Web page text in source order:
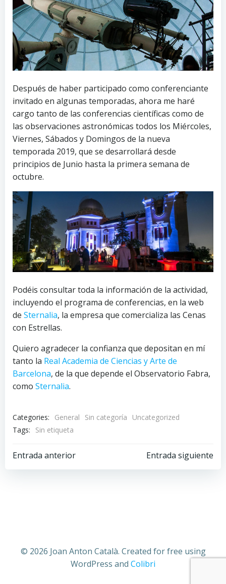
Después de haber participado como conferenciante
invitado en algunas temporadas, ahora me haré
cargo tanto de las conferencias científicas como de
las observaciones astronómicas todos los Miércoles,
Viernes, Sábados y Domingos de la nueva
temporada 2019, que se desarrollará desde
principios de Junio hasta la primera semana de
octubre.
Podéis consultar toda la información de la actividad,
incluyendo el programa de conferencias, en la web
de Sternalia, la empresa que comercializa las Cenas
con Estrellas.
Quiero agradecer la confianza que depositan en mí
tanto la Real Academia de Ciencias y Arte de
Barcelona, de la que depende el Observatorio Fabra,
como Sternalia.
Categories: General Sin categoría
Uncategorized
Tags:
Sin etiqueta
Navegación
Entrada anterior
Navegación
Entrada siguiente
© 2026 Joan Anton Català. Created for free using
WordPress and Colibri